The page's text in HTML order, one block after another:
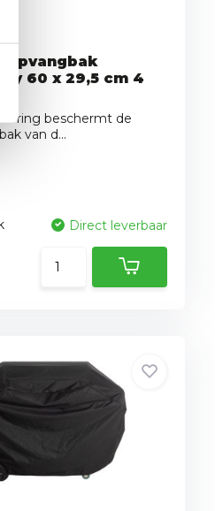
Opvangbak
60 x 29,5 cm 4
beschermt de
van d...
Direct leverbaar